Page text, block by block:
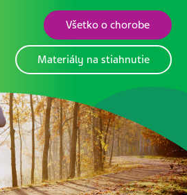
Všetko o chorobe
Materiály na stiahnutie